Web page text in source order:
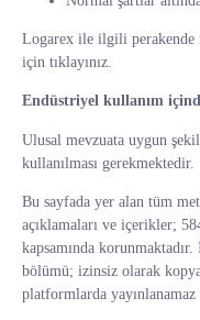
Logarex ile ilgili perakende
için tıklayınız.
Endüstriyel kullanım
Ulusal mevzuata uygun
kullanılması gerekmektedir.
Bu sayfada yer alan tüm
açıklamaları ve içerikler;
kapsamında
bölümü; izinsiz olarak
platformlarda